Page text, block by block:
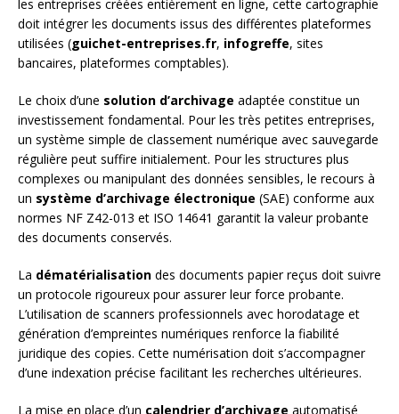
les entreprises créées entièrement en ligne, cette cartographie
doit intégrer les documents issus des différentes plateformes
utilisées (guichet-entreprises.fr, infogreffe, sites
bancaires, plateformes comptables).
Le choix d’une solution d’archivage adaptée constitue un
investissement fondamental. Pour les très petites entreprises,
un système simple de classement numérique avec sauvegarde
régulière peut suffire initialement. Pour les structures plus
complexes ou manipulant des données sensibles, le recours à
un système d’archivage électronique (SAE) conforme aux
normes NF Z42-013 et ISO 14641 garantit la valeur probante
des documents conservés.
La dématérialisation des documents papier reçus doit suivre
un protocole rigoureux pour assurer leur force probante.
L’utilisation de scanners professionnels avec horodatage et
génération d’empreintes numériques renforce la fiabilité
juridique des copies. Cette numérisation doit s’accompagner
d’une indexation précise facilitant les recherches ultérieures.
La mise en place d’un calendrier d’archivage automatisé